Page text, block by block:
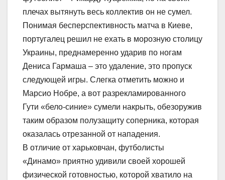
плечах вытянуть весь коллектив он не сумел.
Понимая бесперспективность матча в Киеве,
португалец решил не ехать в морозную столицу
Украины, преднамеренно ударив по ногам
Дениса Гармаша – это удаление, это пропуск
следующей игры. Слегка отметить можно и
Марсио Нобре, а вот разрекламированного
Гути «бело-синие» сумели накрыть, обезоружив
таким образом полузащиту соперника, которая
оказалась отрезанной от нападения.
В отличие от харьковчан, футболисты
«Динамо» приятно удивили своей хорошей
физической готовностью, которой хватило на